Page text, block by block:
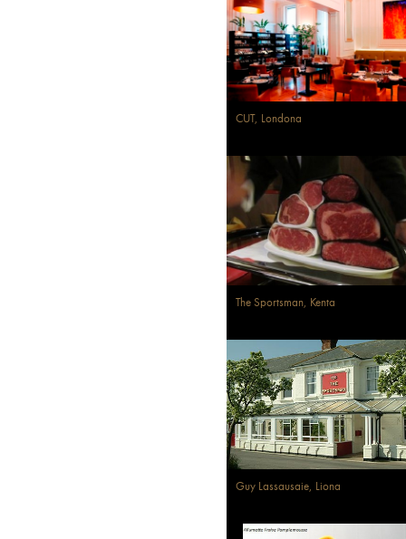
CUT, Londona
The Sportsman, Kenta
Guy Lassausaie, Liona